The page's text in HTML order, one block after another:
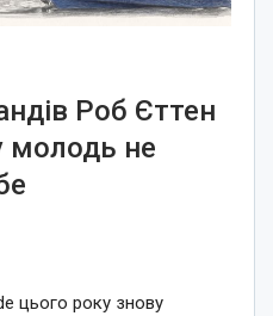
Роб Єттен
молодь не
цього року знову